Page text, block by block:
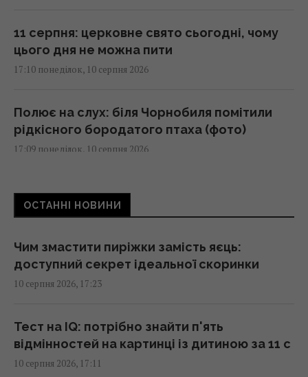
11 серпня: церковне свято сьогодні, чому
цього дня не можна пити
17:10 понеділок, 10 серпня 2026
Полює на слух: біля Чорнобиля помітили
рідкісного бородатого птаха (фото)
17:09 понеділок, 10 серпня 2026
Завтра в Києві буде +30°, але спека
перерветься дощем
Гороскоп на 11 серпня: Ракам – спогади
про минуле, Скорпіонам – ревнощі
60% українців висловили недовіру НАБУ та
САП, - опитування СОЦІС
ОСТАННІ НОВИНИ
Чим змастити пиріжки замість яєць:
доступний секрет ідеальної скоринки
10 серпня 2026, 17:23
Тест на IQ: потрібно знайти п'ять
відмінностей на картинці із дитиною за 11 с
10 серпня 2026, 17:11